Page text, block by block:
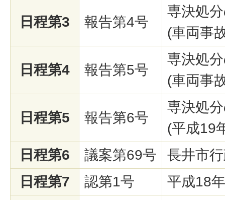
日程第3 報告第4号
専決処
(車両事
日程第4 報告第5号
専決処
(車両事
日程第5 報告第6号
専決処
(平成19
日程第6
議案第69号
長井市
日程第7
認第1号
平成18